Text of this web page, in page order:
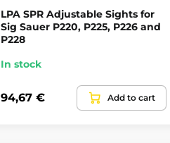
LPA SPR Adjustable Sights for
Sig Sauer P220, P225, P226 and
P228
In stock
94,67 € Add to cart